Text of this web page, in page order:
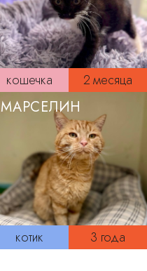
кошечка 2 месяца
котик 3 года
МАРСЕЛИН